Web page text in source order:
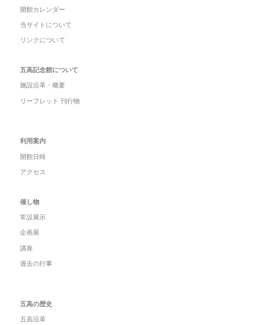
開館カレンダー
当サイトについて
リンクについて
五高記念館について
施設沿革・概要
リーフレット 刊行物
利用案内
開館日時
アクセス
催し物
常設展示
企画展
講座
過去の行事
五高の歴史
五高沿革